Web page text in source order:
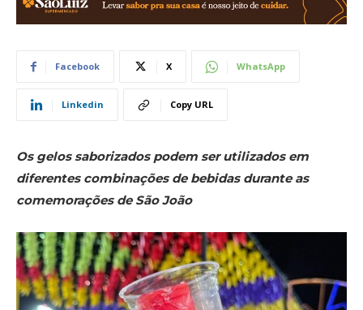
Facebook X WhatsApp
Linkedin Copy URL
Os gelos saborizados podem ser utilizados em
diferentes combinações de bebidas durante as
comemorações de São João